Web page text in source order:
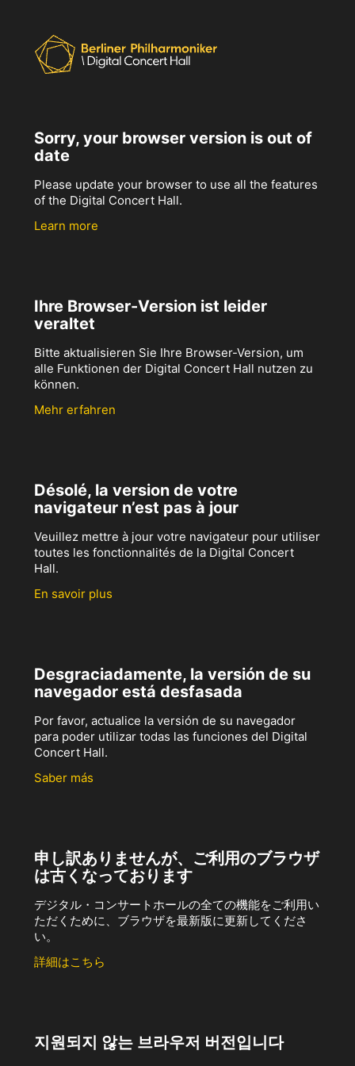
Sorry, your browser version is out of
date
Please update your browser to use all the features
of the Digital Concert Hall.
Learn more
Ihre Browser-Version ist leider
veraltet
Bitte aktualisieren Sie Ihre Browser-Version, um
alle Funktionen der Digital Concert Hall nutzen zu
können.
Mehr erfahren
Désolé, la version de votre
navigateur n’est pas à jour
Veuillez mettre à jour votre navigateur pour utiliser
toutes les fonctionnalités de la Digital Concert
Hall.
En savoir plus
Desgraciadamente, la versión de su
navegador está desfasada
Por favor, actualice la versión de su navegador
para poder utilizar todas las funciones del Digital
Concert Hall.
Saber más
申し訳ありませんが、ご利用のブラウザ
は古くなっております
デジタル・コンサートホールの全ての機能をご利用い
ただくために、ブラウザを最新版に更新してくださ
い。
詳細はこちら
지원되지 않는 브라우저 버전입니다